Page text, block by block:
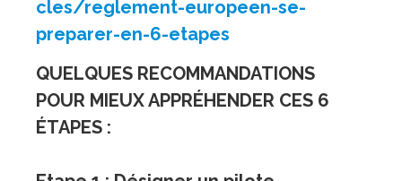
cles/reglement-europeen-se-
preparer-en-6-etapes
QUELQUES RECOMMANDATIONS
POUR MIEUX APPRÉHENDER CES 6
ÉTAPES :